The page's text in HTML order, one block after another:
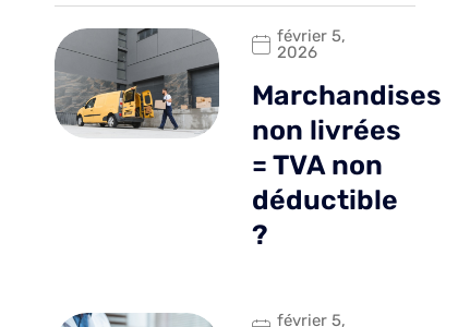
février 5,
2026
Marchandises
non livrées
= TVA non
déductible
?
février 5,